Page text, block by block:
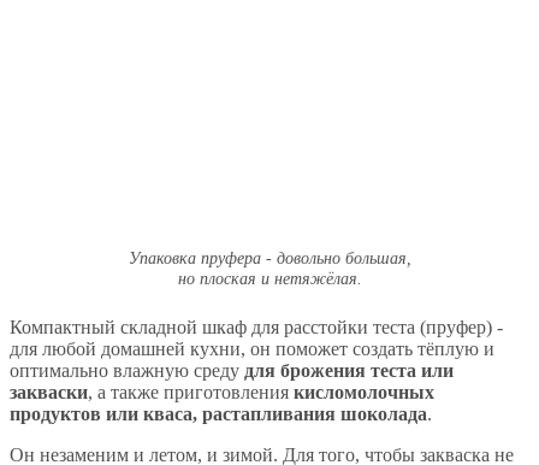
Упаковка пруфера - довольно большая,
но плоская и нетяжёлая.
Компактный складной шкаф для расстойки теста (пруфер) -
для любой домашней кухни, он поможет создать тёплую и
оптимально влажную среду для брожения теста или
закваски, а также приготовления кисломолочных
продуктов или кваса, растапливания шоколада.
Он незаменим и летом, и зимой. Для того, чтобы закваска не